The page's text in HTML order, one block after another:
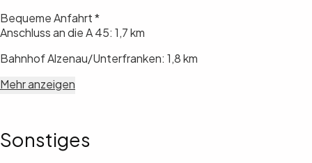
Bequeme Anfahrt *
Anschluss an die A 45: 1,7 km
Bahnhof Alzenau/Unterfranken: 1,8 km
Mehr anzeigen
Sonstiges